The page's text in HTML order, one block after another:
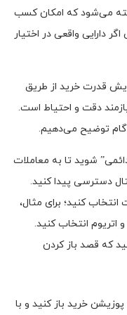
می‌شود که امکان کسب
دارایی واقعی در اختیار
قدرت خرید از طریق
دقت و احتیاط است.
توضیح می‌دهیم.
شوید تا به معاملات
دسترسی پیدا کنید.
کنید؛ برای مثال،
که قصد باز کردن
خرید باز کنید و با